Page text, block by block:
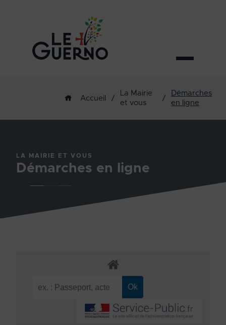
Accueil /
La Mairie
et vous
/
Démarches
en ligne
LA MAIRIE ET VOUS
Démarches en ligne